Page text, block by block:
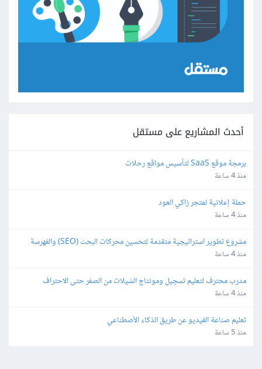
أحدث المشاريع على مستقل
برمجة موقع SaaS لتأسيس مواقع رحلات
منذ 4 ساعة
حملة إعلانية لمتجر زاكي العود
منذ 4 ساعة
(Indexing)منذ 4 ساعة
مدرب محترف لتعليم تسجيل ومونتاج الشيلات من الصفر حتى الاحتراف
منذ 4 ساعة
تعليم صناعة الفيديو عن طريق الذكاء الأصطناعي
منذ 5 ساعة